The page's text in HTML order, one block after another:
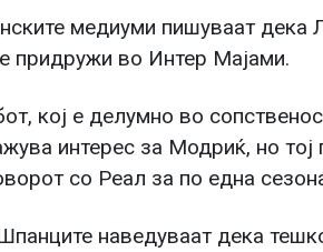
медиуми пишуваат
придружи во Интер Мајами.
кој е делумно во
интерес за Модриќ, но
со Реал за по една
наведуваат дека